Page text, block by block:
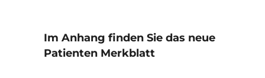
Im Anhang finden Sie das neue
Patienten Merkblatt